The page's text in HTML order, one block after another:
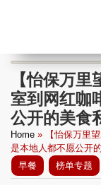
【怡保万
室到网红咖
公开的美食
Home »
【怡保万里
是本地人都不愿公开
早餐
榜单专题